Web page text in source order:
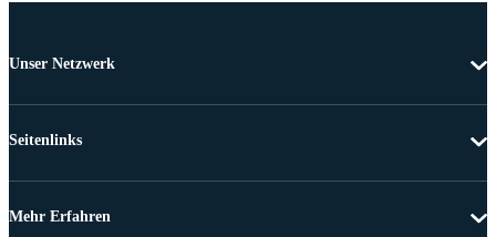
Unser Netzwerk
Seitenlinks
Mehr Erfahren